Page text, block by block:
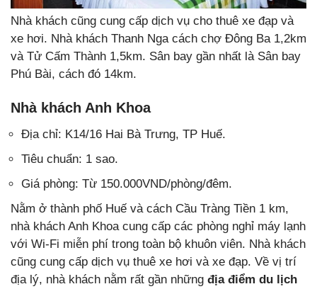
Nhà khách cũng cung cấp dịch vụ cho thuê xe đạp và
xe hơi. Nhà khách Thanh Nga cách chợ Đông Ba 1,2km
và Tử Cấm Thành 1,5km. Sân bay gần nhất là Sân bay
Phú Bài, cách đó 14km.
Nhà khách Anh Khoa
Địa chỉ: K14/16 Hai Bà Trưng, TP Huế.
Tiêu chuẩn: 1 sao.
Giá phòng: Từ 150.000VND/phòng/đêm.
Nằm ở thành phố Huế và cách Cầu Tràng Tiền 1 km,
nhà khách Anh Khoa cung cấp các phòng nghỉ máy lạnh
với Wi-Fi miễn phí trong toàn bộ khuôn viên. Nhà khách
cũng cung cấp dịch vụ thuê xe hơi và xe đạp. Về vị trí
địa lý, nhà khách nằm rất gần những địa điểm du lịch